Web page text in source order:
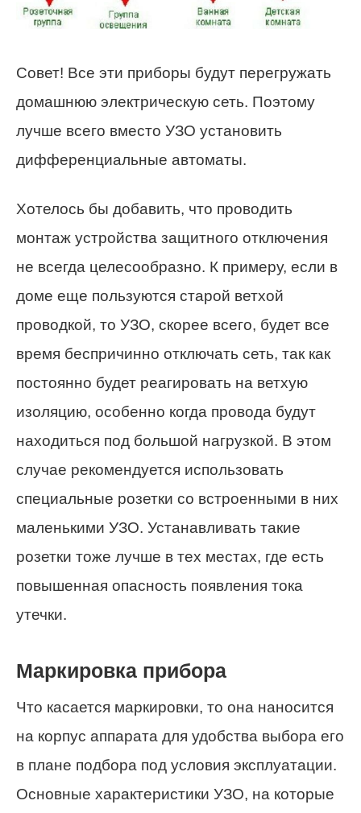
Совет! Все эти приборы будут перегружать
домашнюю электрическую сеть. Поэтому
лучше всего вместо УЗО установить
дифференциальные автоматы.
Хотелось бы добавить, что проводить
монтаж устройства защитного отключения
не всегда целесообразно. К примеру, если в
доме еще пользуются старой ветхой
проводкой, то УЗО, скорее всего, будет все
время беспричинно отключать сеть, так как
постоянно будет реагировать на ветхую
изоляцию, особенно когда провода будут
находиться под большой нагрузкой. В этом
случае рекомендуется использовать
специальные розетки со встроенными в них
маленькими УЗО. Устанавливать такие
розетки тоже лучше в тех местах, где есть
повышенная опасность появления тока
утечки.
Маркировка прибора
Что касается маркировки, то она наносится
на корпус аппарата для удобства выбора его
в плане подбора под условия эксплуатации.
Основные характеристики УЗО, на которые